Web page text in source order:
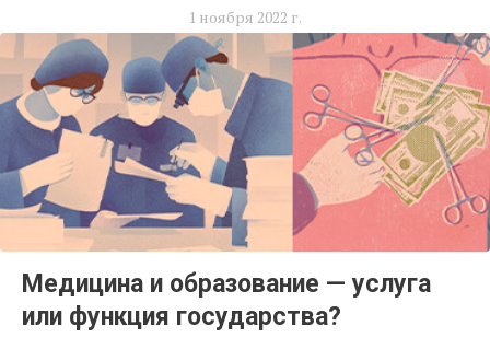
1 ноября 2022 г.
Медицина и образование — услуга
или функция государства?